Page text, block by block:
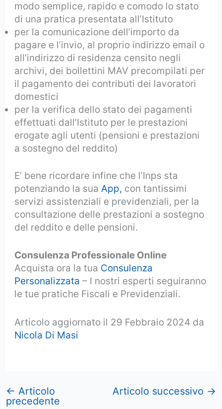
modo semplice, rapido e comodo lo stato
di una pratica presentata all’Istituto
per la comunicazione dell’importo da
pagare e l’invio, al proprio indirizzo email o
all’indirizzo di residenza censito negli
archivi, dei bollettini MAV precompilati per
il pagamento dei contributi dei lavoratori
domestici
per la verifica dello stato dei pagamenti
effettuati dall’Istituto per le prestazioni
erogate agli utenti (pensioni e prestazioni
a sostegno del reddito)
E’ bene ricordare infine che l’Inps sta
potenziando la suaApp, con tantissimi
servizi assistenziali e previdenziali, per la
consultazione delle prestazioni a sostegno
del reddito e delle pensioni.
Consulenza Professionale Online
Acquista ora la tua Consulenza
Personalizzata – I nostri esperti seguiranno
le tue pratiche Fiscali e Previdenziali.
Articolo aggiornato il 29 Febbraio 2024 da
Nicola Di Masi
← Articolo
precedente
Articolo successivo →